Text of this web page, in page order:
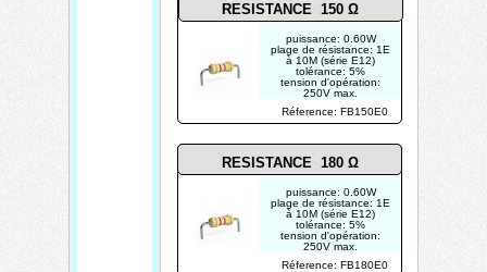
Réference: FB150E0
Réference: FB180E0
RESISTANCE 150 Ω
RESISTANCE 180 Ω
puissance: 0.60W
plage de résistance: 1E
à 10M (série E12)
tolérance: 5%
tension d'opération:
250V max.
puissance: 0.60W
plage de résistance: 1E
à 10M (série E12)
tolérance: 5%
tension d'opération:
250V max.